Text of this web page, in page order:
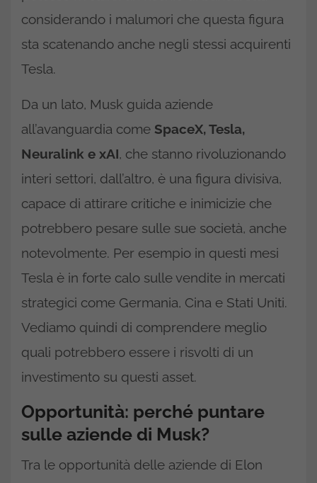
considerando i malumori che questa figura
sta scatenando anche negli stessi acquirenti
Tesla.
Da un lato, Musk guida aziende
all’avanguardia come SpaceX, Tesla,
Neuralink e xAI, che stanno rivoluzionando
interi settori, dall’altro, è una figura divisiva,
capace di attirare critiche e inimicizie che
potrebbero pesare sulle sue società, anche
notevolmente. Per esempio in questi mesi
Tesla è in forte calo sulle vendite in mercati
strategici come Germania, Cina e Stati Uniti.
Vediamo quindi di comprendere meglio
quali potrebbero essere i risvolti di un
investimento su questi asset.
Opportunità: perché puntare
sulle aziende di Musk?
Tra le opportunità delle aziende di Elon